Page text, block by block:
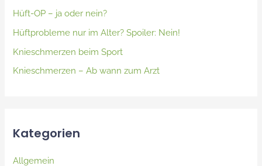
Hüft-OP – ja oder nein?
Hüftprobleme nur im Alter? Spoiler: Nein!
Knieschmerzen beim Sport
Knieschmerzen – Ab wann zum Arzt
Kategorien
Allgemein